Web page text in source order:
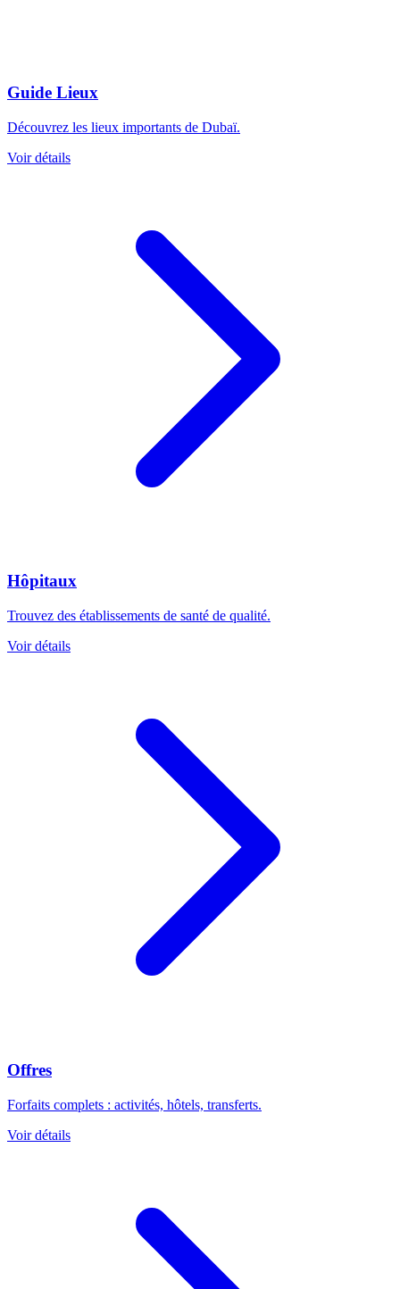
Guide Lieux
Découvrez les lieux importants de Dubaï.
Voir détails
Hôpitaux
Trouvez des établissements de santé de qualité.
Voir détails
Offres
Forfaits complets : activités, hôtels, transferts.
Voir détails